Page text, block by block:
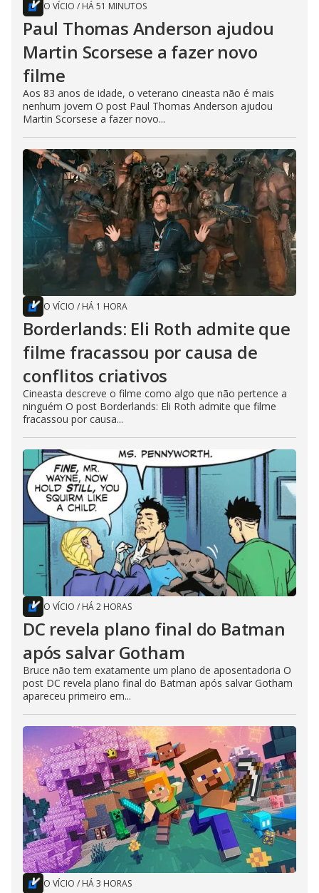
O VÍCIO / HÁ 51 MINUTOS
Paul Thomas Anderson ajudou
Martin Scorsese a fazer novo
filme
Aos 83 anos de idade, o veterano cineasta não é mais
nenhum jovem O post Paul Thomas Anderson ajudou
Martin Scorsese a fazer novo...
O VÍCIO / HÁ 1 HORA
Borderlands: Eli Roth admite que
filme fracassou por causa de
conflitos criativos
Cineasta descreve o filme como algo que não pertence a
ninguém O post Borderlands: Eli Roth admite que filme
fracassou por causa...
O VÍCIO / HÁ 2 HORAS
DC revela plano final do Batman
após salvar Gotham
Bruce não tem exatamente um plano de aposentadoria O
post DC revela plano final do Batman após salvar Gotham
apareceu primeiro em...
O VÍCIO / HÁ 3 HORAS